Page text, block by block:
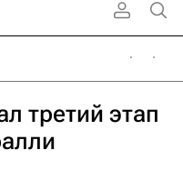
третий этап